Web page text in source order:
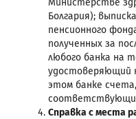
Болгария);
пенсионного
полученных за
любого банка на
удостоверяющий
этом банке
Справка с места